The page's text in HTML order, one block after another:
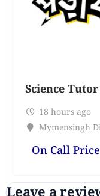
Science
18 hours ago
Mymensingh
On Call Price